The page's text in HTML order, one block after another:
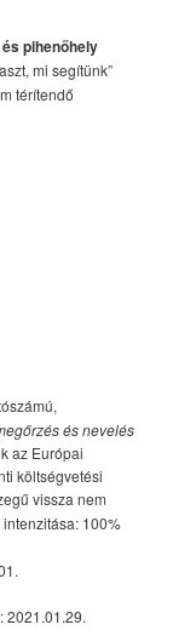
pihenőhely
mi segítünk”
térítendő
és nevelés
az Európai
költségvetési
vissza nem
100%
2021.01.29.